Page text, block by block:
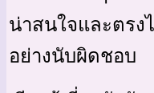
น่าสนใจและตรง
อย่างนับผิดชอบ